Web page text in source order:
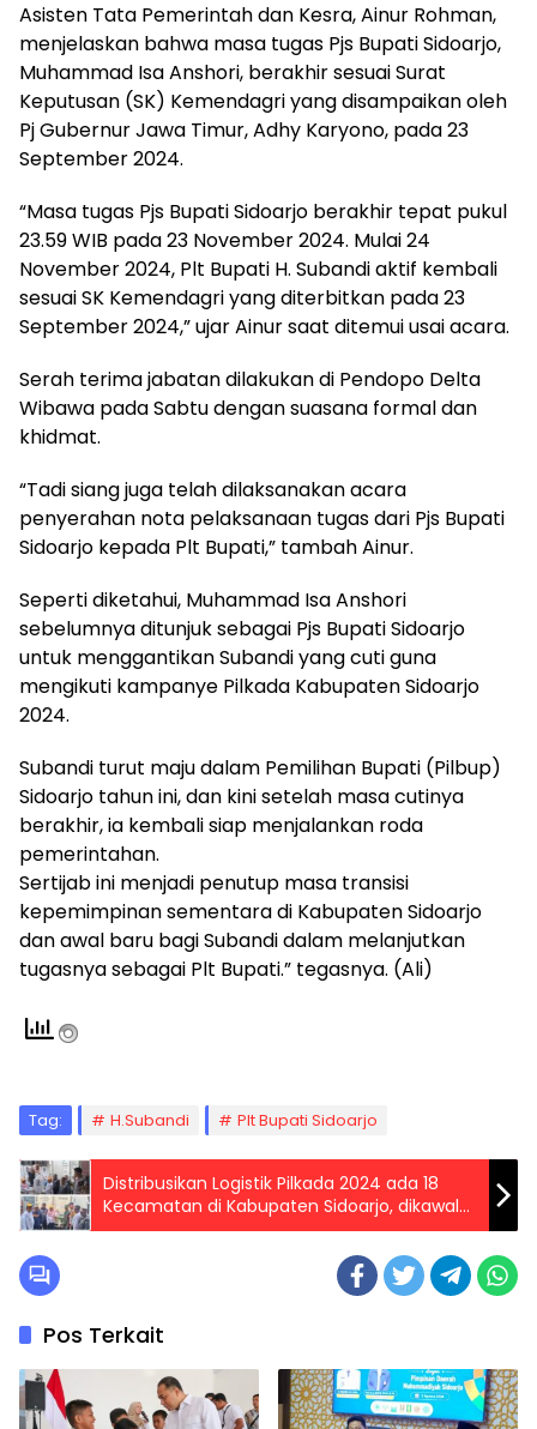
Asisten Tata Pemerintah dan Kesra, Ainur Rohman,
menjelaskan bahwa masa tugas Pjs Bupati Sidoarjo,
Muhammad Isa Anshori, berakhir sesuai Surat
Keputusan (SK) Kemendagri yang disampaikan oleh
Pj Gubernur Jawa Timur, Adhy Karyono, pada 23
September 2024.
“Masa tugas Pjs Bupati Sidoarjo berakhir tepat pukul
23.59 WIB pada 23 November 2024. Mulai 24
November 2024, Plt Bupati H. Subandi aktif kembali
sesuai SK Kemendagri yang diterbitkan pada 23
September 2024,” ujar Ainur saat ditemui usai acara.
Serah terima jabatan dilakukan di Pendopo Delta
Wibawa pada Sabtu dengan suasana formal dan
khidmat.
“Tadi siang juga telah dilaksanakan acara
penyerahan nota pelaksanaan tugas dari Pjs Bupati
Sidoarjo kepada Plt Bupati,” tambah Ainur.
Seperti diketahui, Muhammad Isa Anshori
sebelumnya ditunjuk sebagai Pjs Bupati Sidoarjo
untuk menggantikan Subandi yang cuti guna
mengikuti kampanye Pilkada Kabupaten Sidoarjo
2024.
Subandi turut maju dalam Pemilihan Bupati (Pilbup)
Sidoarjo tahun ini, dan kini setelah masa cutinya
berakhir, ia kembali siap menjalankan roda
pemerintahan.
Sertijab ini menjadi penutup masa transisi
kepemimpinan sementara di Kabupaten Sidoarjo
dan awal baru bagi Subandi dalam melanjutkan
tugasnya sebagai Plt Bupati.” tegasnya. (Ali)
Tag: H.Subandi Plt Bupati Sidoarjo
Distribusikan Logistik Pilkada 2024 ada 18
Kecamatan di Kabupaten Sidoarjo, dikawal
Ketat Personel Pengamanan
Pos Terkait